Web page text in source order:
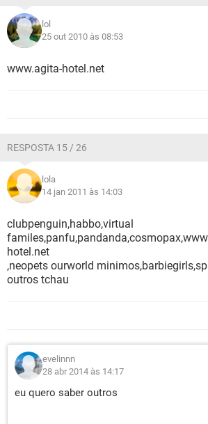
lol
25 out 2010 às 08:53
www.agita-hotel.net
RESPOSTA 15 / 26
lola
14 jan 2011 às 14:03
clubpenguin,habbo,virtual
hotel.net
,neopets ourworld
outros tchau
evelinnn
28 abr 2014 às 14:17
eu quero saber outros